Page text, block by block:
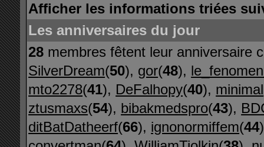
Afficher les informations triées
Les anniversaires du jour
28 membres fêtent leur anniversaire
SilverDream(50), gor(48),
mto2278(41), DeFalhopy(40), minimal
ztusmaxs(54), bibakmedspro(43),
ditBatDatheerf(66), ignonormiffem(44